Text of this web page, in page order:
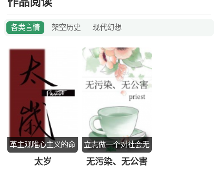
各类言情 架空历史 现代幻想
革主观唯心主义的命
太岁
立志做一个对社会无
害的人
无污染、无公害